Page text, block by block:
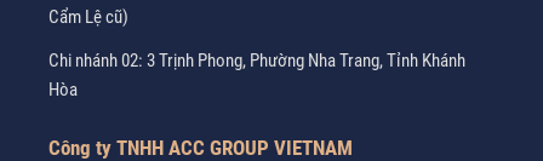
Cẩm Lệ cũ)
Chi nhánh 02: 3 Trịnh Phong, Phường Nha Trang, Tỉnh Khánh
Hòa
Công ty TNHH ACC GROUP VIETNAM